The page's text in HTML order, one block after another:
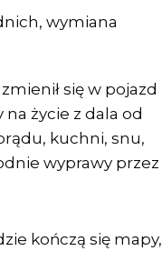
wymiana
się w pojazd
życie z dala od
kuchni, snu,
wyprawy przez
kończą się mapy,